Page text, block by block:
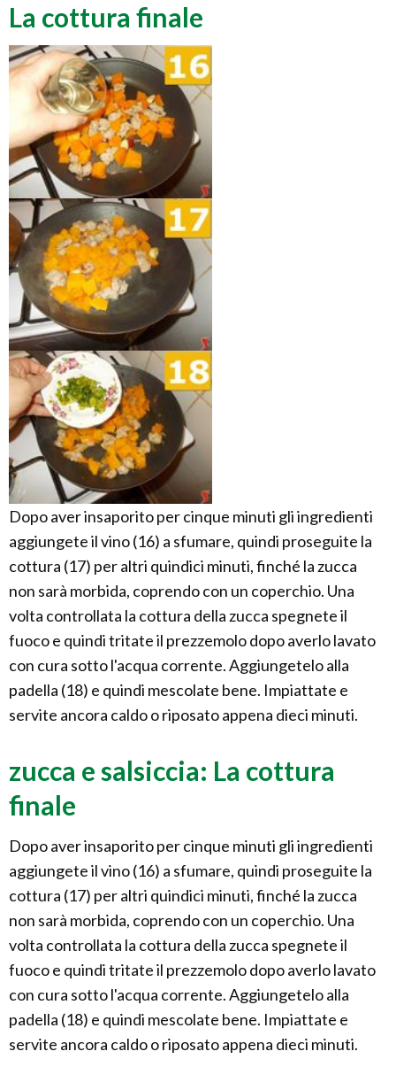
La cottura finale
Dopo aver insaporito per cinque minuti gli ingredienti
aggiungete il vino (16) a sfumare, quindi proseguite la
cottura (17) per altri quindici minuti, finché la zucca
non sarà morbida, coprendo con un coperchio. Una
volta controllata la cottura della zucca spegnete il
fuoco e quindi tritate il prezzemolo dopo averlo lavato
con cura sotto l'acqua corrente. Aggiungetelo alla
padella (18) e quindi mescolate bene. Impiattate e
servite ancora caldo o riposato appena dieci minuti.
zucca e salsiccia: La cottura
finale
Dopo aver insaporito per cinque minuti gli ingredienti
aggiungete il vino (16) a sfumare, quindi proseguite la
cottura (17) per altri quindici minuti, finché la zucca
non sarà morbida, coprendo con un coperchio. Una
volta controllata la cottura della zucca spegnete il
fuoco e quindi tritate il prezzemolo dopo averlo lavato
con cura sotto l'acqua corrente. Aggiungetelo alla
padella (18) e quindi mescolate bene. Impiattate e
servite ancora caldo o riposato appena dieci minuti.